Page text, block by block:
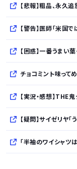
【悲報】粗品、永久追放
【警告】医師「米国では”
【困惑】一番うまい葉
チョコミント味ってめ
【実況・感想】THE鬼タイジ【東
【疑問】サイゼリヤ「う
「半袖のワイシャツ